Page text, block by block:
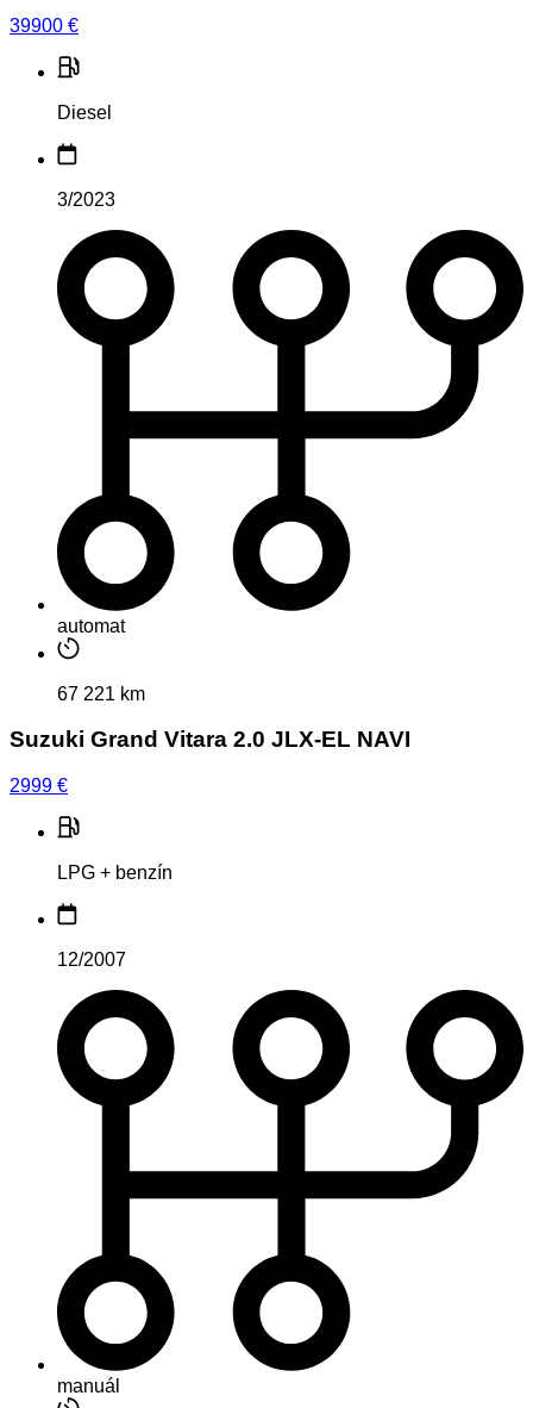
39900 €
Diesel
3/2023
automat
67 221 km
Suzuki Grand Vitara 2.0 JLX-EL NAVI
2999 €
LPG + benzín
12/2007
manuál